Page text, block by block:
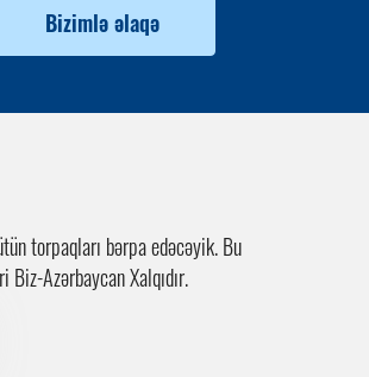
Bizimlə əlaqə
torpaqları bərpa edəcəyik. Bu
Biz-Azərbaycan Xalqıdır.